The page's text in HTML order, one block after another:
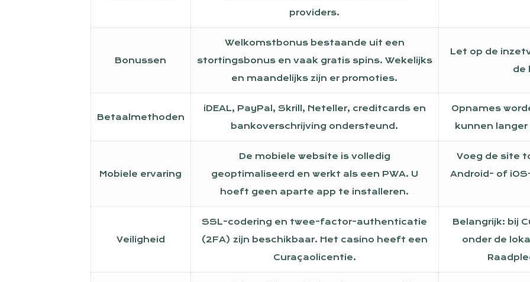
providers.
Bonussen
Welkomstbonus bestaande uit een
stortingsbonus en vaak gratis spins. Wekelijks
en maandelijks zijn er promoties.
Let op de
de
Betaalmethoden
iDEAL, PayPal, Skrill, Neteller, creditcards en
bankoverschrijving ondersteund.
Opnames
kunnen
Mobiele ervaring
De mobiele website is volledig
geoptimaliseerd en werkt als een PWA. U
hoeft geen aparte app te installeren.
Voeg de site
Android- of
Veiligheid
SSL-codering en twee-factor-authenticatie
(2FA) zijn beschikbaar. Het casino heeft een
Curaçaolicentie.
Belangrijk: bij
onder de